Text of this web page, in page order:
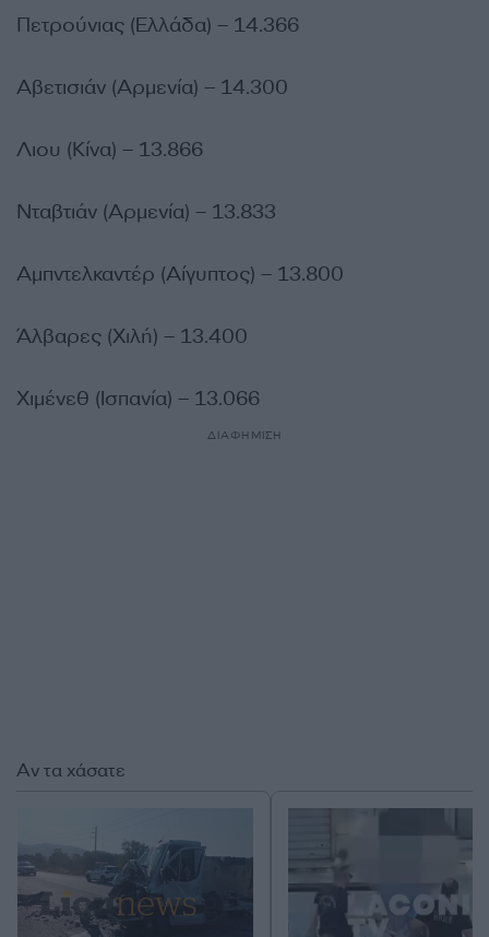
Πετρούνιας (Ελλάδα) – 14.366
Αβετισιάν (Αρμενία) – 14.300
Λιου (Κίνα) – 13.866
Νταβτιάν (Αρμενία) – 13.833
Αμπντελκαντέρ (Αίγυπτος) – 13.800
Άλβαρες (Χιλή) – 13.400
Χιμένεθ (Ισπανία) – 13.066
ΔΙΑΦΗΜΙΣΗ
Αν τα χάσατε